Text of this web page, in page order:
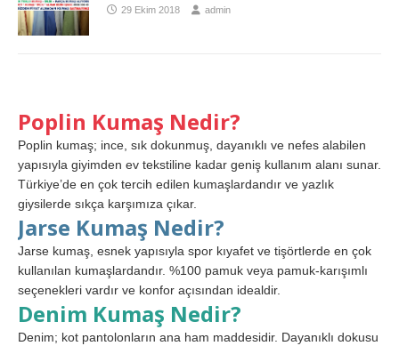
29 Ekim 2018 admin
Poplin Kumaş Nedir?
Poplin kumaş; ince, sık dokunmuş, dayanıklı ve nefes alabilen
yapısıyla giyimden ev tekstiline kadar geniş kullanım alanı sunar.
Türkiye’de en çok tercih edilen kumaşlardandır ve yazlık
giysilerde sıkça karşımıza çıkar.
Jarse Kumaş Nedir?
Jarse kumaş, esnek yapısıyla spor kıyafet ve tişörtlerde en çok
kullanılan kumaşlardandır. %100 pamuk veya pamuk-karışımlı
seçenekleri vardır ve konfor açısından idealdir.
Denim Kumaş Nedir?
Denim; kot pantolonların ana ham maddesidir. Dayanıklı dokusu